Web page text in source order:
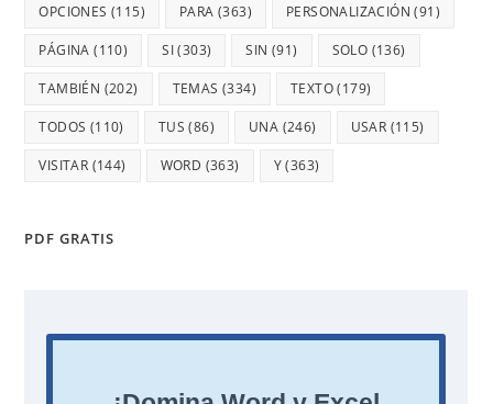
OPCIONES (115) PARA (363) PERSONALIZACIÓN (91)
PÁGINA (110) SI(303) SIN (91) SOLO (136)
TAMBIÉN (202) TEMAS (334) TEXTO(179)
TODOS (110) TUS (86) UNA (246) USAR (115)
VISITAR (144) WORD (363) Y(363)
PDF GRATIS